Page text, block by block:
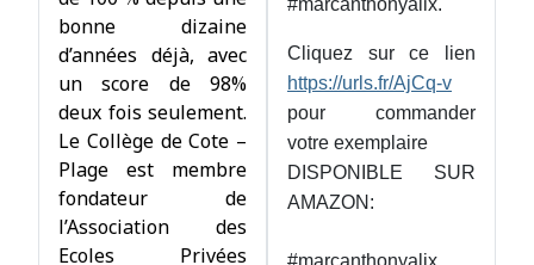
bonne dizaine
d’années déjà, avec
un score de 98%
deux fois seulement.
Le Collège de Cote –
Plage est membre
fondateur de
l’Association des
Ecoles Privées
#marcanthonyalix.
Cliquez sur ce lien
https://urls.fr/AjCq-v
pour commander
votre exemplaire
DISPONIBLE SUR
AMAZON:
#marcanthonyalix